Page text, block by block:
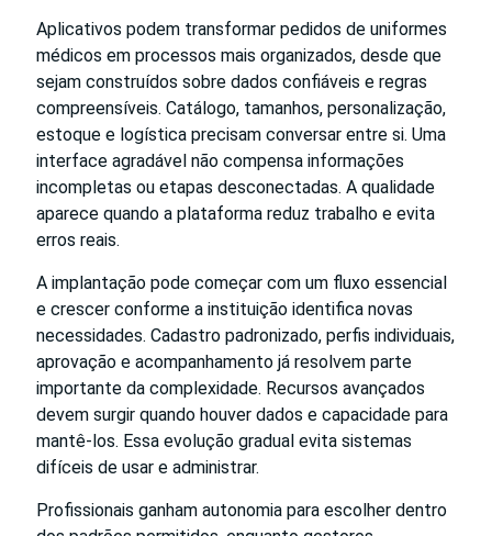
Aplicativos podem transformar pedidos de uniformes
médicos em processos mais organizados, desde que
sejam construídos sobre dados confiáveis e regras
compreensíveis. Catálogo, tamanhos, personalização,
estoque e logística precisam conversar entre si. Uma
interface agradável não compensa informações
incompletas ou etapas desconectadas. A qualidade
aparece quando a plataforma reduz trabalho e evita
erros reais.
A implantação pode começar com um fluxo essencial
e crescer conforme a instituição identifica novas
necessidades. Cadastro padronizado, perfis individuais,
aprovação e acompanhamento já resolvem parte
importante da complexidade. Recursos avançados
devem surgir quando houver dados e capacidade para
mantê-los. Essa evolução gradual evita sistemas
difíceis de usar e administrar.
Profissionais ganham autonomia para escolher dentro